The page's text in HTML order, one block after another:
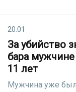
20:01
За убийство
бара
11 лет
Мужчина уже